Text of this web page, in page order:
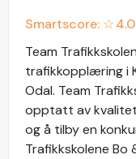
Smartscore: ☆4.0
Team
trafikkopplæring i
Odal. Team
opptatt av
og å tilby en
Trafikkskolene